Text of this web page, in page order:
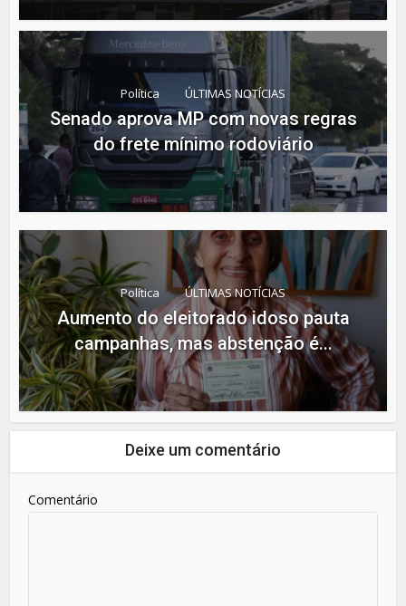
Política ÚLTIMAS NOTÍCIAS
Senado aprova MP com novas regras
do frete mínimo rodoviário
Política ÚLTIMAS NOTÍCIAS
Aumento do eleitorado idoso pauta
campanhas, mas abstenção é...
Deixe um comentário
Comentário